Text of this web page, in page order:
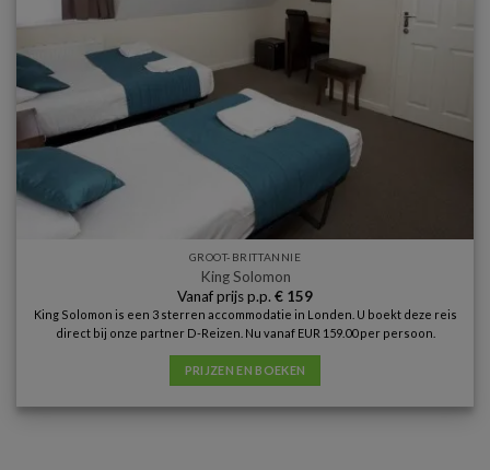
GROOT-BRITTANNIE
King Solomon
Vanaf prijs p.p. € 159
King Solomon is een 3 sterren accommodatie in Londen. U boekt deze reis
direct bij onze partner D-Reizen. Nu vanaf EUR 159.00 per persoon.
PRIJZEN EN BOEKEN